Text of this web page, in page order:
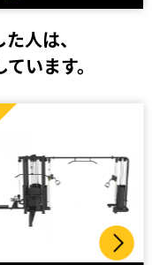
人は、
います。